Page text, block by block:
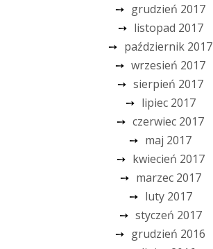
grudzień 2017
listopad 2017
październik 2017
wrzesień 2017
sierpień 2017
lipiec 2017
czerwiec 2017
maj 2017
kwiecień 2017
marzec 2017
luty 2017
styczeń 2017
grudzień 2016